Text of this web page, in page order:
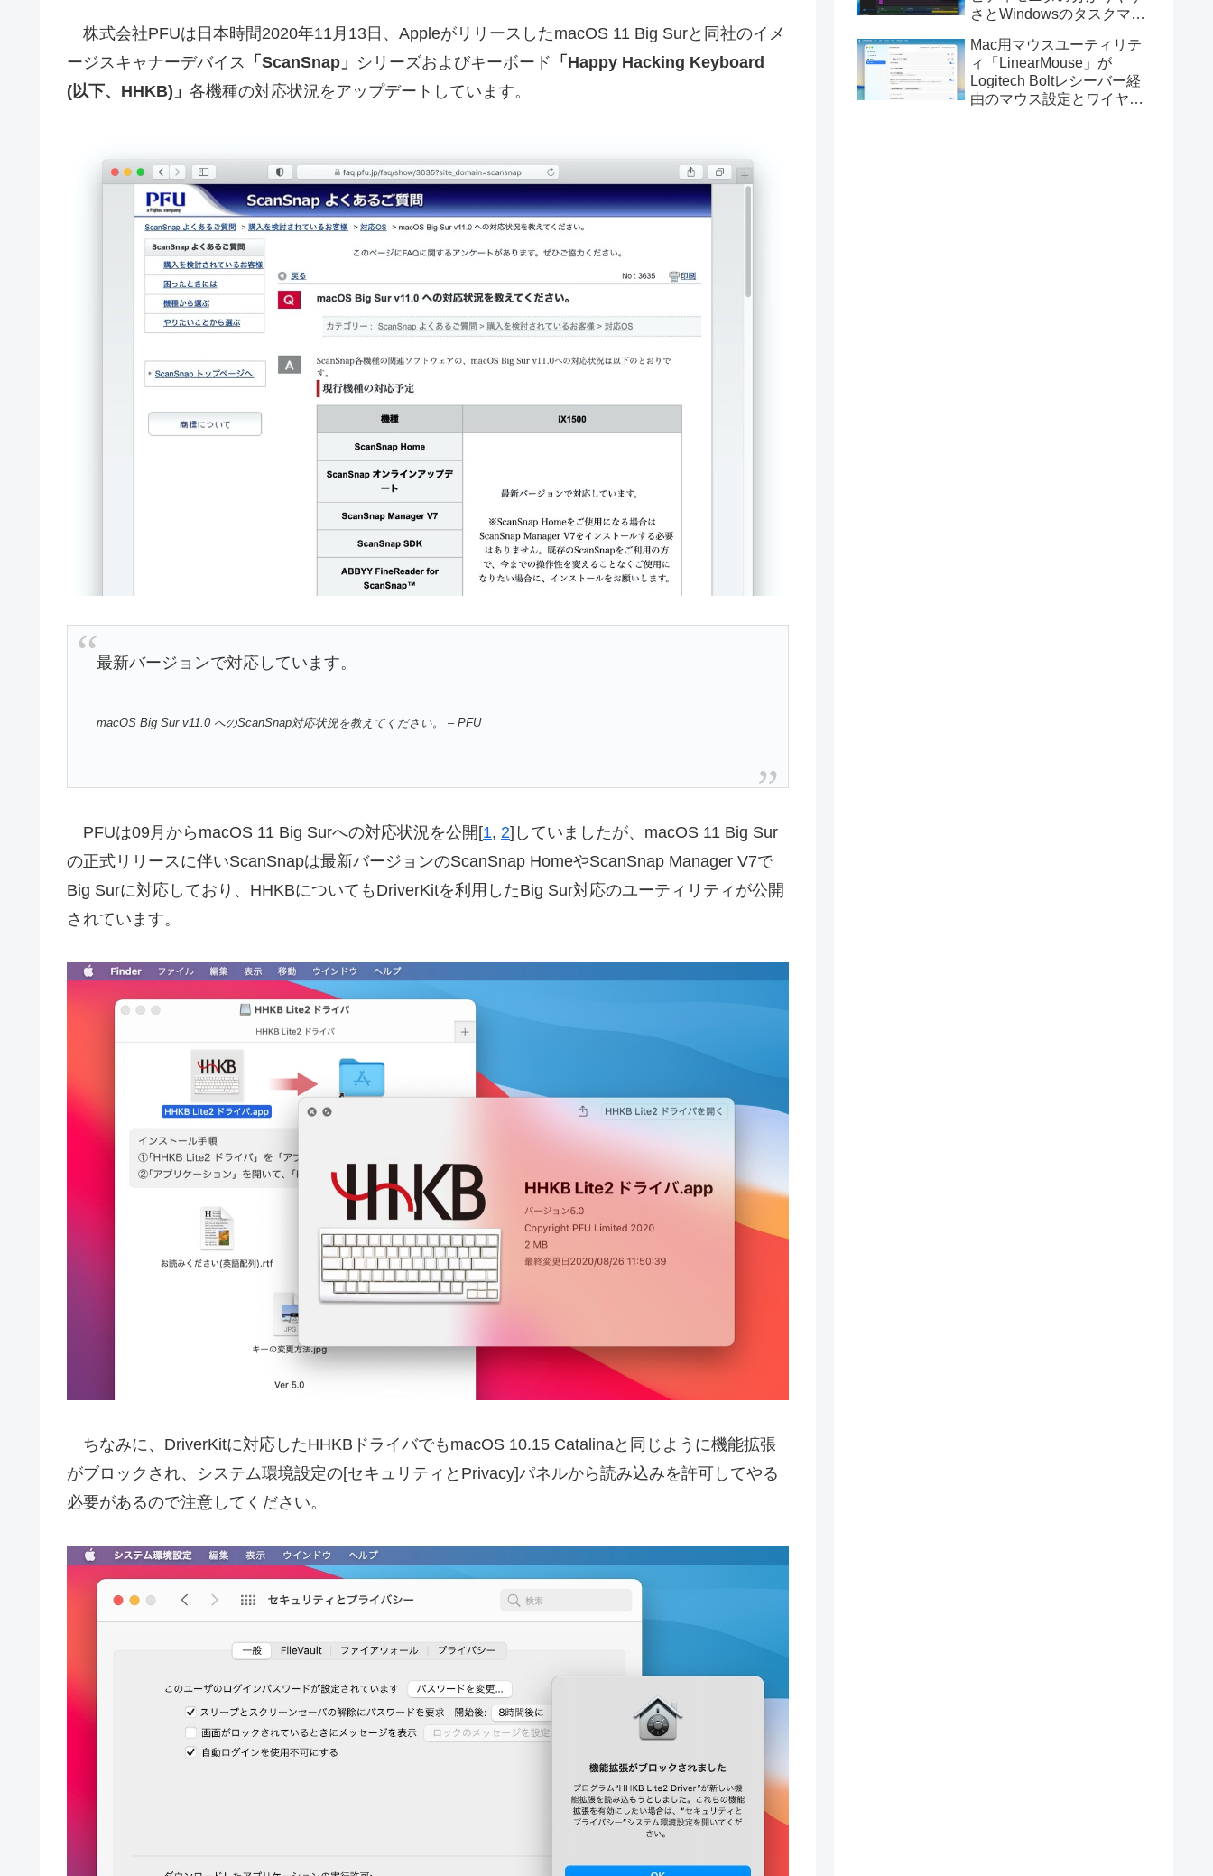
株式会社PFUは日本時間2020年11月13日、AppleがリリースしたmacOS 11 Big Surと同社のイメ
ージスキャナーデバイス 「ScanSnap」 シリーズおよびキーボード 「Happy Hacking Keyboard
(以下、HHKB)」 各機種の対応状況をアップデートしています。
最新バージョンで対応しています。
macOS Big Sur v11.0 へのScanSnap対応状況を教えてください。 – PFU
PFUは09月からmacOS 11 Big Surへの対応状況を公開[1, 2]していましたが、macOS 11 Big Sur
の正式リリースに伴いScanSnapは最新バージョンのScanSnap HomeやScanSnap Manager V7で
Big Surに対応しており、HHKBについてもDriverKitを利用したBig Sur対応のユーティリティが公開
されています。
ちなみに、DriverKitに対応したHHKBドライバでもmacOS 10.15 Catalinaと同じように機能拡張
がブロックされ、システム環境設定の[セキュリティとPrivacy]パネルから読み込みを許可してやる
必要があるので注意してください。
さとWindowsのタスクマネ
Mac用システムモニタアプ
リ「Task Manager TMOG」
のBeta版を公開。
Mac用マウスユーティリテ
ィ「LinearMouse」が
Logitech Boltレシーバー経
由のマウス設定とワイヤレ